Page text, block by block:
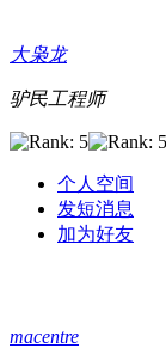
大枭龙
驴民工程师
个人空间
发短消息
加为好友
macentre